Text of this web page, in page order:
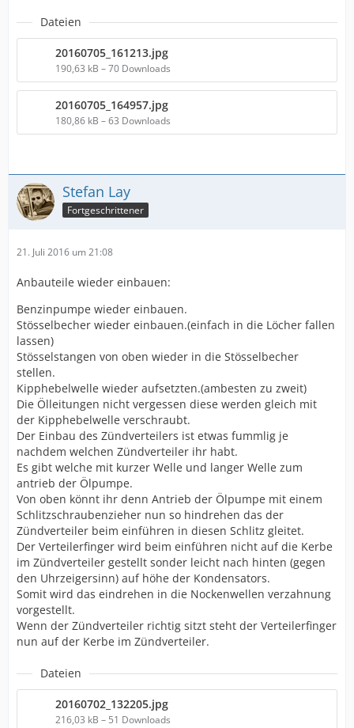
Dateien
20160705_161213.jpg
190,63 kB – 70 Downloads
20160705_164957.jpg
180,86 kB – 63 Downloads
Stefan Lay
Fortgeschrittener
21. Juli 2016 um 21:08
Anbauteile wieder einbauen:
Benzinpumpe wieder einbauen.
Stösselbecher wieder einbauen.(einfach in die Löcher fallen
lassen)
Stösselstangen von oben wieder in die Stösselbecher
stellen.
Kipphebelwelle wieder aufsetzten.(ambesten zu zweit)
Die Ölleitungen nicht vergessen diese werden gleich mit
der Kipphebelwelle verschraubt.
Der Einbau des Zündverteilers ist etwas fummlig je
nachdem welchen Zündverteiler ihr habt.
Es gibt welche mit kurzer Welle und langer Welle zum
antrieb der Ölpumpe.
Von oben könnt ihr denn Antrieb der Ölpumpe mit einem
Schlitzschraubenzieher nun so hindrehen das der
Zündverteiler beim einführen in diesen Schlitz gleitet.
Der Verteilerfinger wird beim einführen nicht auf die Kerbe
im Zündverteiler gestellt sonder leicht nach hinten (gegen
den Uhrzeigersinn) auf höhe der Kondensators.
Somit wird das eindrehen in die Nockenwellen verzahnung
vorgestellt.
Wenn der Zündverteiler richtig sitzt steht der Verteilerfinger
nun auf der Kerbe im Zündverteiler.
Dateien
20160702_132205.jpg
216,03 kB – 51 Downloads